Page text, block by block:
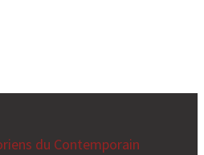
du Contemporain